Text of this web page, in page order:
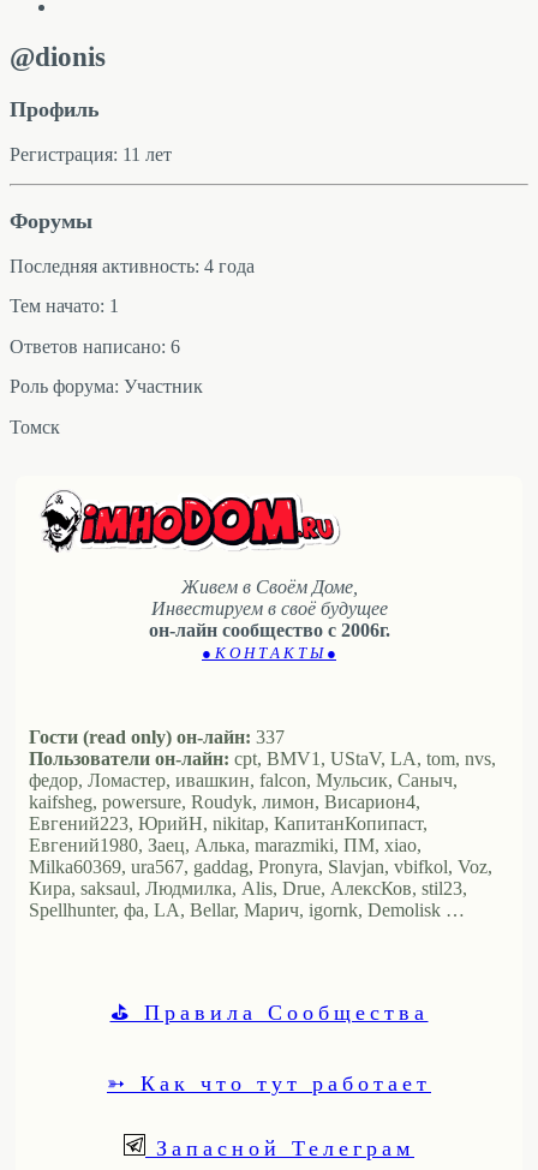
@dionis
Профиль
Регистрация: 11 лет
Форумы
Последняя активность: 4 года
Тем начато: 1
Ответов написано: 6
Роль форума: Участник
Томск
Живем в Своём Доме,
Инвестируем в своё будущее
он-лайн сообщество с 2006г.
● К О Н Т А К Т Ы ●
Гости (read only) он-лайн: 337
Пользователи он-лайн: cpt, BMV1, UStaV, LA, tom, nvs,
федор, Ломастер, ивашкин, falcon, Мульсик, Саныч,
kaifsheg, powersure, Roudyk, лимон, Висариoн4,
Евгений223, ЮрийН, nikitap, КапитанКопипаст,
Евгений1980, Заец, Алька, marazmiki, ПМ, xiao,
Milka60369, ura567, gaddag, Pronyra, Slavjan, vbifkol, Voz,
Кира, saksaul, Людмилка, Alis, Drue, АлексКов, stil23,
Spellhunter, фа, LA, Bellar, Марич, igornk, Demolisk …
⛳ Правила Сообщества
➳ Как что тут работает
Запасной Телеграм